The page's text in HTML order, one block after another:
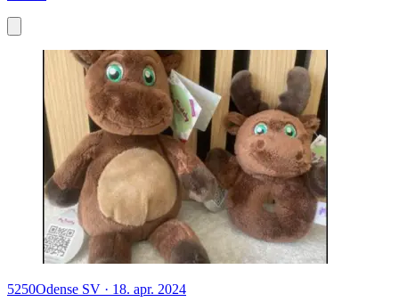
5250Odense SV · 18. apr. 2024